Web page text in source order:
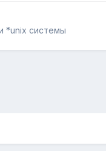
*unix системы